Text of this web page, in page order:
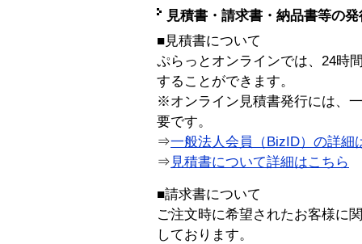
見積書・請求書・納品書等の
■見積書について
ぷらっとオンラインでは、24時
することができます。
※オンライン見積書発行には、
要です。
⇒一般法人会員（BizID）の詳細
⇒ 見積書について詳細はこちら
■請求書について
ご注文時に希望されたお客様に
しております。